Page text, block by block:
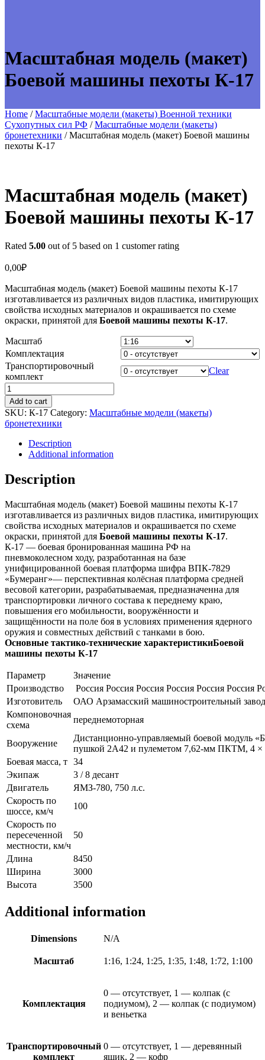
Масштабная модель (макет)
Боевой машины пехоты К-17
Home /Масштабные модели (макеты) Военной техники
Сухопутных сил РФ /Масштабные модели (макеты)
бронетехники / Масштабная модель (макет) Боевой машины
пехоты К-17
Масштабная модель (макет)
Боевой машины пехоты К-17
Rated 5.00 out of 5 based on 1 customer rating
0,00₽
Масштабная модель (макет) Боевой машины пехоты К-17
изготавливается из различных видов пластика, имитирующих
свойства исходных материалов и окрашивается по схеме
окраски, принятой для Боевой машины пехоты К-17.
Масштаб
Комплектация
Транспортировочный
комплект
Clear
Масштабная
модель
(макет)
Боевой
машины
пехоты
К-17
quantity
Add to cart
SKU: К-17 Category: Масштабные модели (макеты)
бронетехники
Description
Additional information
Description
Масштабная модель (макет) Боевой машины пехоты К-17
изготавливается из различных видов пластика, имитирующих
свойства исходных материалов и окрашивается по схеме
окраски, принятой для Боевой машины пехоты К-17.
К-17 — боевая бронированная машина РФ на
пневмоколесном ходу, разработанная на базе
унифицированной боевая платформа шифра ВПК-7829
«Бумеранг»— перспективная колёсная платформа средней
весовой категории, разрабатываемая, предназначенна для
транспортировки личного состава к переднему краю,
повышения его мобильности, вооружённости и
защищённости на поле боя в условиях применения ядерного
оружия и совместных действий с танками в бою.
Основные тактико-технические характеристикиБоевой
машины пехоты К-17
Параметр
Значение
Производство
Россия Россия Россия Россия Россия Россия
Изготовитель
ОАО Арзамасский машиностроительный завод
Компоновочная
схема
переднемоторная
Вооружение
Дистанционно-управляемый боевой модуль
пушкой 2А42 и пулеметом 7,62-мм ПКТМ, 4
Боевая масса, т 34
Экипаж
3 / 8 десант
Двигатель
ЯМЗ-780, 750 л.с.
Скорость по
шоссе, км/ч
100
Скорость по
пересеченной
местности, км/ч
50
Длина
8450
Ширина
3000
Высота
3500
Additional information
Dimensions N/A
Масштаб 1:16, 1:24, 1:25, 1:35, 1:48, 1:72, 1:100
Комплектация
0 — отсутствует, 1 — колпак (с
подиумом), 2 — колпак (с подиумом)
и веньетка
Транспортировочный
комплект
0 — отсутствует, 1 — деревянный
ящик, 2 — кофр